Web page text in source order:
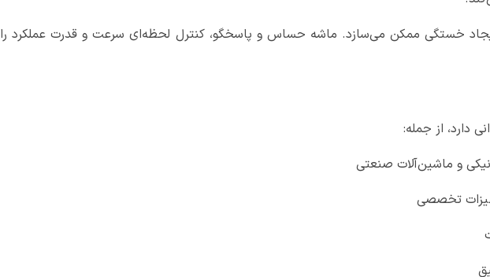
ایجاد خستگی ممکن می‌سازد. ماشه حساس و پاسخگو، کنترل لحظه‌ای سرعت و قدرت عملکرد را
دارد، از جمله:
و ماشین‌آلات صنعتی
تخصصی